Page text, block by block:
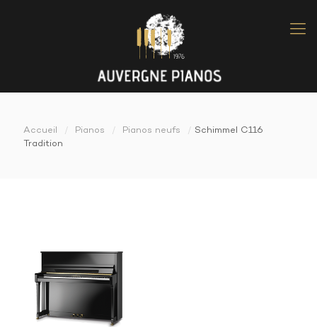
Accueil / Pianos / Pianos neufs / Schimmel C116
Tradition